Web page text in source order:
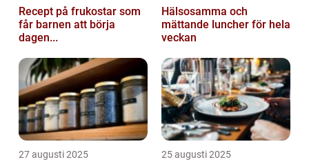
Recept på frukostar som
får barnen att börja
dagen...
Hälsosamma och
mättande luncher för hela
veckan
27 augusti 2025 25 augusti 2025